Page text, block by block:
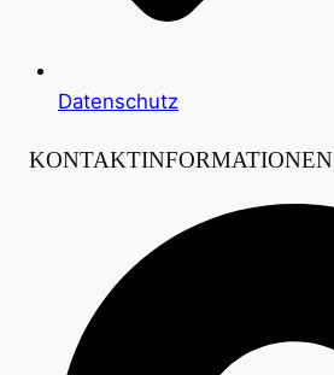
Datenschutz
KONTAKTINFORMATIONEN